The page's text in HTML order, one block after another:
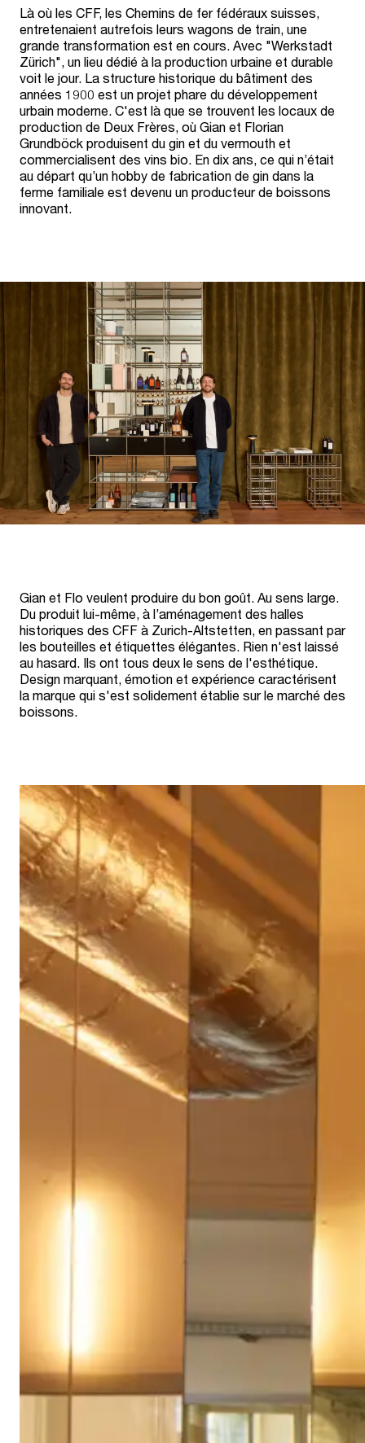
Là où les CFF, les Chemins de fer fédéraux suisses,
entretenaient autrefois leurs wagons de train, une
grande transformation est en cours. Avec "Werkstadt
Zürich", un lieu dédié à la production urbaine et durable
voit le jour. La structure historique du bâtiment des
années 1900 est un projet phare du développement
urbain moderne. C'est là que se trouvent les locaux de
production de Deux Frères, où Gian et Florian
Grundböck produisent du gin et du vermouth et
commercialisent des vins bio. En dix ans, ce qui n’était
au départ qu’un hobby de fabrication de gin dans la
ferme familiale est devenu un producteur de boissons
innovant.
Gian et Flo veulent produire du bon goût. Au sens large.
Du produit lui-même, à l’aménagement des halles
historiques des CFF à Zurich-Altstetten, en passant par
les bouteilles et étiquettes élégantes. Rien n'est laissé
au hasard. Ils ont tous deux le sens de l'esthétique.
Design marquant, émotion et expérience caractérisent
la marque qui s'est solidement établie sur le marché des
boissons.